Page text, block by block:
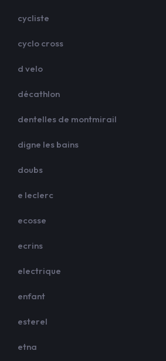
cycliste
cyclo cross
d velo
décathlon
dentelles de montmirail
digne les bains
doubs
e leclerc
ecosse
ecrins
electrique
enfant
esterel
etna